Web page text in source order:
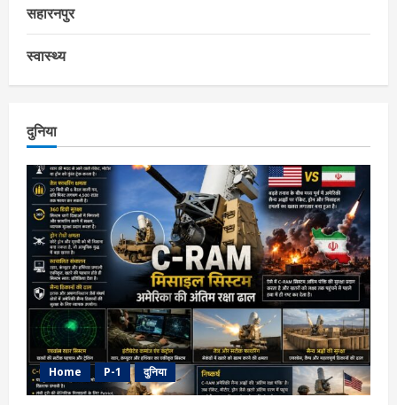
सहारनपुर
स्वास्थ्य
दुनिया
Home P-1 दुनिया